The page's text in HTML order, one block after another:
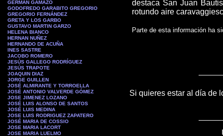
GERMAN GAMAZO
GODOFREDO GARABITO GREGORIO
GREGORIO FERNÁNDEZ
GRETA Y LOS GARBO
GUSTAVO MARTIN GARZO
HELENA BIANCO
HERNAN NUÑEZ
HERNANDO DE ACUÑA
INES SASTRE
JACOBO ROMERO
JESÚS GALLEGO RODRÍGUEZ
JESÚS TRAPOTE
JOAQUIN DIAZ
JORGE GUILLEN
JOSÉ ALMIRANTE Y TORROELLA
JOSÉ ANTONIO VALVERDE GÓMEZ
JOSE JIMENEZ LOZANO
JOSÉ LUIS ALONSO DE SANTOS
JOSÉ LUIS MEDINA
JOSE LUIS RODRIGUEZ ZAPATERO
JOSÉ MARIA DE COSSIO
JOSE MARIA LACORT
JOSE MARIA LUELMO
destaca San Juan
rotundo aire
Parte de esta información ha
Si quieres estar al día de